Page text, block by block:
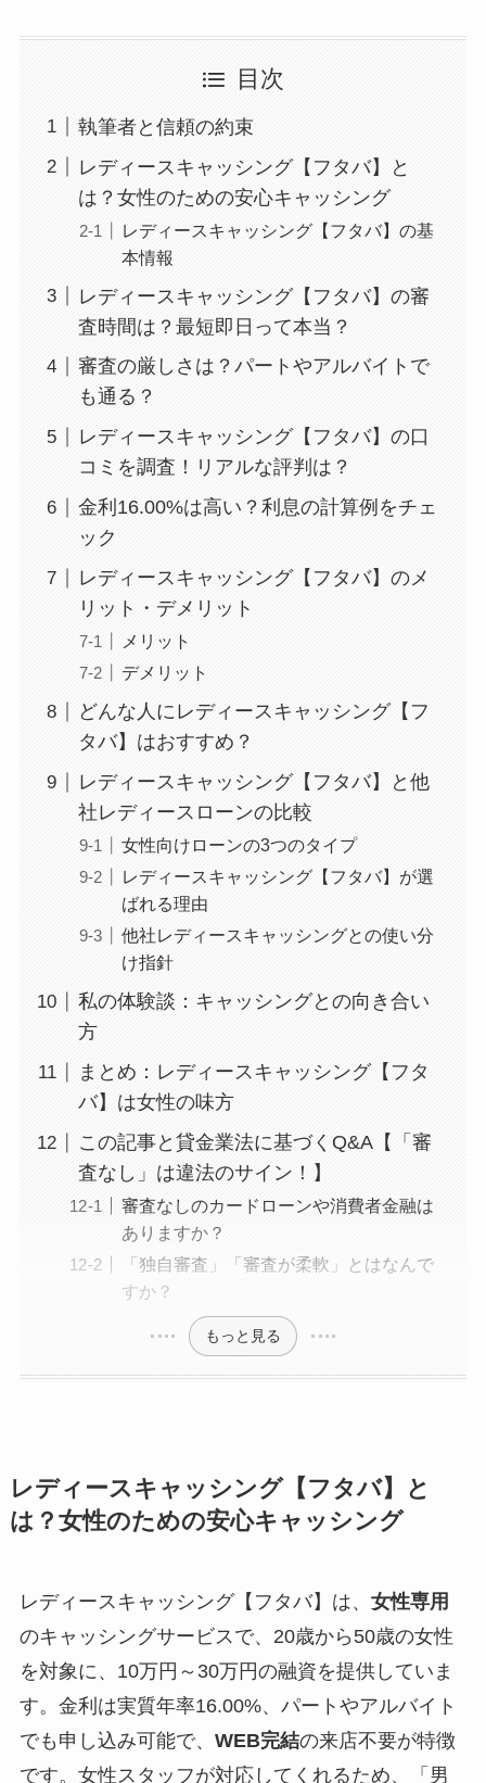
目次
執筆者と信頼の約束
レディースキャッシング【フタバ】と
は？女性のための安心キャッシング
レディースキャッシング【フタバ】の基
本情報
レディースキャッシング【フタバ】の審
査時間は？最短即日って本当？
審査の厳しさは？パートやアルバイトで
も通る？
レディースキャッシング【フタバ】の口
コミを調査！リアルな評判は？
金利16.00%は高い？利息の計算例をチェ
ック
レディースキャッシング【フタバ】のメ
リット・デメリット
メリット
デメリット
どんな人にレディースキャッシング【フ
タバ】はおすすめ？
レディースキャッシング【フタバ】と他
社レディースローンの比較
女性向けローンの3つのタイプ
レディースキャッシング【フタバ】が選
ばれる理由
他社レディースキャッシングとの使い分
け指針
私の体験談：キャッシングとの向き合い
方
まとめ：レディースキャッシング【フタ
バ】は女性の味方
この記事と貸金業法に基づくQ&A【「審
査なし」は違法のサイン！】
審査なしのカードローンや消費者金融は
ありますか？
「独自審査」「審査が柔軟」とはなんで
すか？
もっと見る
レディースキャッシング【フタバ】と
は？女性のための安心キャッシング
レディースキャッシング【フタバ】は、 女性専用
のキャッシングサービスで、20歳から50歳の女性
を対象に、10万円～30万円の融資を提供していま
す。金利は実質年率16.00%、パートやアルバイト
でも申し込み可能で、 WEB完結の来店不要が特徴
です。女性スタッフが対応してくれるため、「男